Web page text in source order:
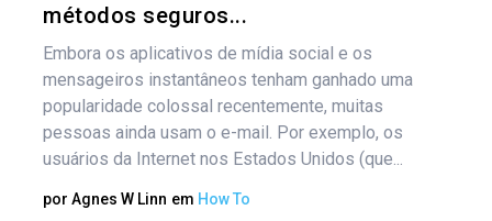
métodos seguros...
Embora os aplicativos de mídia social e os
mensageiros instantâneos tenham ganhado uma
popularidade colossal recentemente, muitas
pessoas ainda usam o e-mail. Por exemplo, os
usuários da Internet nos Estados Unidos (que...
por Agnes W Linn em How To